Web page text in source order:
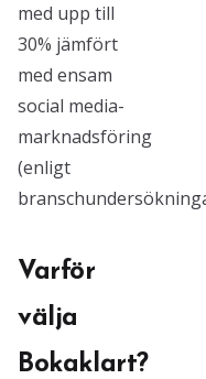
med upp till
30% jämfört
med ensam
social media-
marknadsföring
(enligt
Varför
välja
Bokaklart?